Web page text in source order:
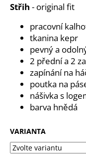
Střih - original fit
pracovní
tkanina kepr
pevný a
2 přední a 2
zapínání na
poutka na
nášivka s
barva hnědá
VARIANTA
D
e